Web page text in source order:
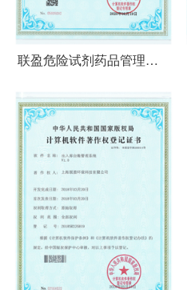
联盈危险试剂药品管理平